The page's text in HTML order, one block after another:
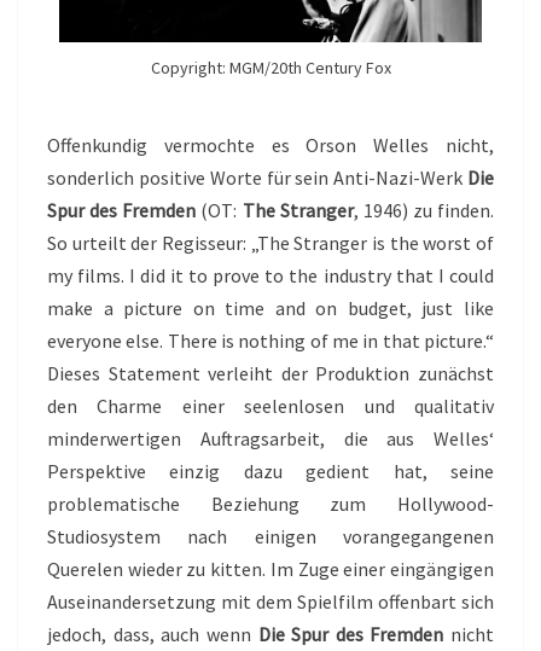
Copyright: MGM/20th Century Fox
Offenkundig vermochte es Orson Welles nicht,
sonderlich positive Worte für sein Anti-Nazi-Werk Die
Spur des Fremden (OT: The Stranger, 1946) zu finden.
So urteilt der Regisseur: „The Stranger is the worst of
my films. I did it to prove to the industry that I could
make a picture on time and on budget, just like
everyone else. There is nothing of me in that picture.“
Dieses Statement verleiht der Produktion zunächst
den Charme einer seelenlosen und qualitativ
minderwertigen Auftragsarbeit, die aus Welles‘
Perspektive einzig dazu gedient hat, seine
problematische Beziehung zum Hollywood-
Studiosystem nach einigen vorangegangenen
Querelen wieder zu kitten. Im Zuge einer eingängigen
Auseinandersetzung mit dem Spielfilm offenbart sich
jedoch, dass, auch wenn Die Spur des Fremden nicht